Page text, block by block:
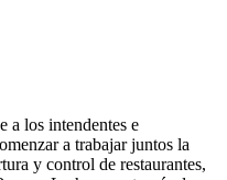
a los intendentes e
a trabajar juntos la
y control de restaurantes,